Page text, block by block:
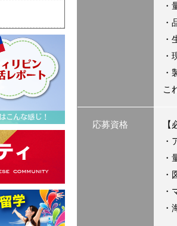
・
・
・
・
・
こ
応募資格
【
・
・
・
・
・